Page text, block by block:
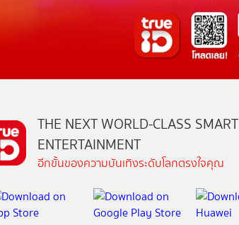
THE NEXT WORLD-CLASS SMART
ENTERTAINMENT
อีกขั้นของความบันเทิงระดับโลกตรงใจคุณ